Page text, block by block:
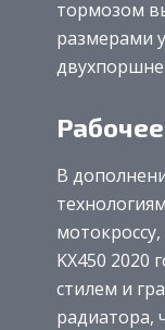
тормозом
размерами
В
KX450 2020
стилем и
радиатора,